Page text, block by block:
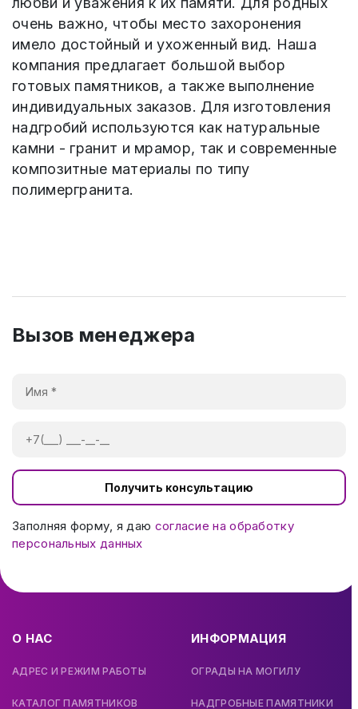
очень важно, чтобы место захоронения
имело достойный и ухоженный вид. Наша
компания предлагает большой выбор
готовых памятников, а также выполнение
индивидуальных заказов. Для изготовления
надгробий используются как натуральные
камни - гранит и мрамор, так и современные
композитные материалы по типу
полимергранита.
Вызов менеджера
Получить консультацию
Заполняя форму, я даю согласие на обработку
персональных данных
О НАС
АДРЕС И РЕЖИМ РАБОТЫ
КАТАЛОГ ПАМЯТНИКОВ
ИНФОРМАЦИЯ
ОГРАДЫ НА МОГИЛУ
НАДГРОБНЫЕ ПАМЯТНИКИ